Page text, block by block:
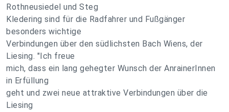
Rothneusiedel und Steg
Kledering sind für die Radfahrer und Fußgänger
besonders wichtige
Verbindungen über den südlichsten Bach Wiens, der
Liesing. "Ich freue
mich, dass ein lang gehegter Wunsch der AnrainerInnen
in Erfüllung
geht und zwei neue attraktive Verbindungen über die
Liesing